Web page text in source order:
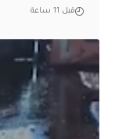
قبل 11 ساعة